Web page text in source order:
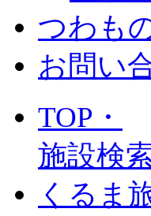
つわも
お問い
TOP・
施設検
くるま